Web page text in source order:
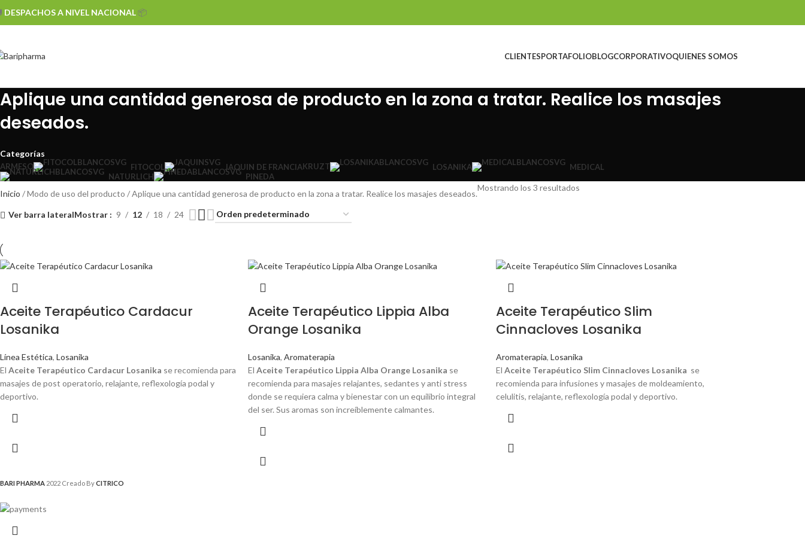
DESPACHOS A NIVEL NACIONAL📦
CLIENTESPORTAFOLIOBLOGCORPORATIVOQUIENES SOMOS
Aplique una cantidad generosa de producto en la zona a tratar. Realice los masajes
deseados.
Categorías
ARMESO FITOCOL JAQUIN DE FRANCIAKRUZT LOSANIKA
MEDICAL
NATURLICH
PINEDA
Inicio Modo de uso del producto Aplique una cantidad generosa de producto en la zona a tratar. Realice los masajes deseados.
Mostrando los 3 resultados
Ver barra lateralMostrar 9 12 18 24
Aceite Terapéutico Cardacur
Losanika
Línea Estética, Losanika
El Aceite Terapéutico Cardacur Losanika se recomienda para
masajes de post operatorio, relajante, reflexología podal y
deportivo.
Aceite Terapéutico Lippia Alba
Orange Losanika
Losanika, Aromaterapia
El Aceite Terapéutico Lippia Alba Orange Losanika se
recomienda para masajes relajantes, sedantes y anti stress
donde se requiera calma y bienestar con un equilibrio integral
del ser. Sus aromas son increíblemente calmantes.
Aceite Terapéutico Slim
Cinnacloves Losanika
Aromaterapia, Losanika
El Aceite Terapéutico Slim Cinnacloves Losanika se
recomienda para infusiones y masajes de moldeamiento,
celulitis, relajante, reflexología podal y deportivo.
BARI PHARMA 2022 Creado ByCITRICO